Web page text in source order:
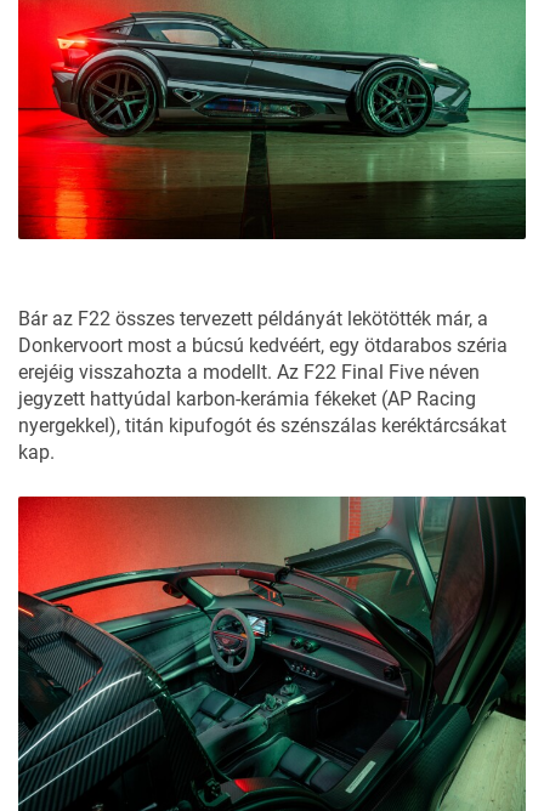
Bár az F22 összes tervezett példányát lekötötték már, a
Donkervoort most a búcsú kedvéért, egy ötdarabos széria
erejéig visszahozta a modellt. Az F22 Final Five néven
jegyzett hattyúdal karbon-kerámia fékeket (AP Racing
nyergekkel), titán kipufogót és szénszálas keréktárcsákat
kap.